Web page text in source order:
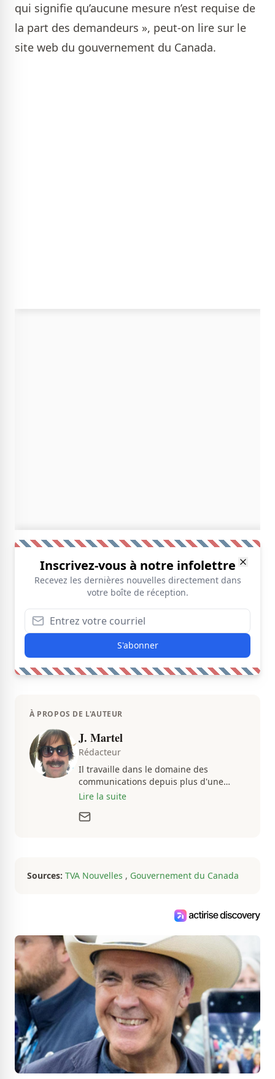
qui signifie qu’aucune mesure n’est requise de
la part des demandeurs », peut-on lire sur le
site web du gouvernement du Canada.
Inscrivez-vous à notre infolettre
Recevez les dernières nouvelles directement dans
votre boîte de réception.
S'abonner
À PROPOS DE L'AUTEUR
J. Martel
Rédacteur
Il travaille dans le domaine des
communications depuis plus d'une
dizaine d'années, en plus d'être
actualités. Autant intéressé par les
Lire la suite
Sources: TVA Nouvelles , Gouvernement du Canada